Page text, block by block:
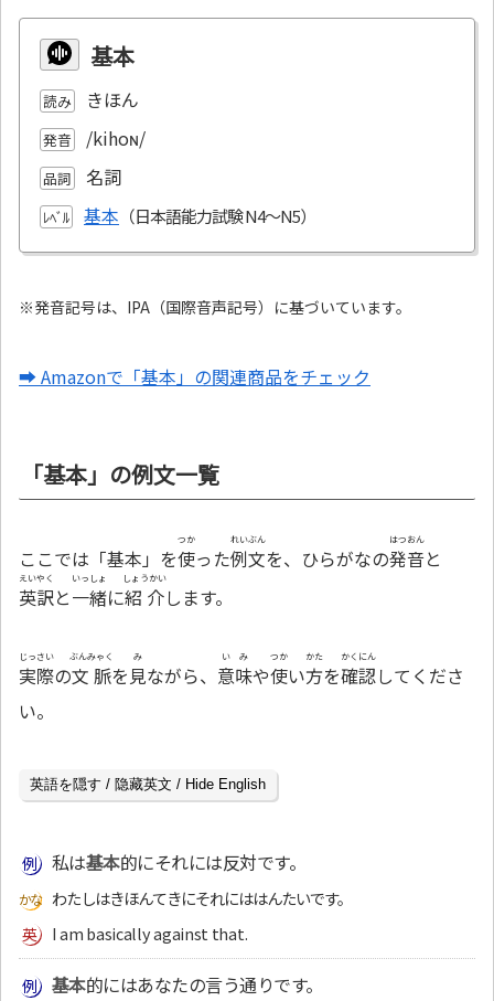
基本
読み きほん
発音 /kihoɴ/
品詞 名詞
ﾚﾍﾞﾙ 基本
※発音記号は、IPA（国際音声記号）に基づいています。
➡ Amazonで「基本」の関連商品をチェック
「基本」の例文一覧
ここでは「基本」を使
つか
った例文
れいぶん
を、ひらがなの発音
はつおん
と
英訳
えいやく
と一緒
いっしょ
に紹介
しょうかい
します。
実際
じっさい
の文脈
ぶんみゃく
を見
み
ながら、 意味
いみ
や使
つか
い方
かた
を確認
かくにん
してくださ
い。
英語を隠す / 隐藏英文 / Hide English
私は基本的にそれには反対です。
わたしはきほんてきにそれにははんたいです。
I am basically against that.
基本的にはあなたの言う通りです。